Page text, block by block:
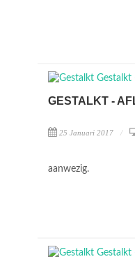
GESTALKT -
25 Januari 2017
aanwezig.